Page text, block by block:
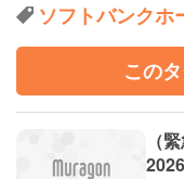
ソフトバンクホ
この
（